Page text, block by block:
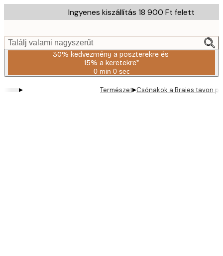
to
content.
Ingyenes kiszállítás 18 900 Ft felett
Találj valami nagyszerűt
30% kedvezmény a poszterekre és
15% a keretekre*
0 min 0 sec
Érvényes:
08-
▸ Természet▸Csónakok a Braies tavon